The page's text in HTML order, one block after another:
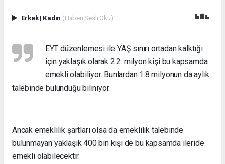
Erkek| Kadın (Haberi Sesli Oku)
EYT düzenlemesi ile YAŞ sınırı ortadan kalktığı
için yaklaşık olarak 2.2. milyon kişi bu kapsamda
emekli olabiliyor. Bunlardan 1.8 milyonun da aylık
talebinde bulunduğu biliniyor.
Ancak emeklilik şartları olsa da emeklilik talebinde
bulunmayan yaklaşık 400 bin kişi de bu kapsamda ileride
emekli olabilecektir.